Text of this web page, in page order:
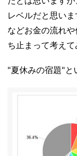
レベルだと思い
などお金の流れ
ち止まって考えて
"夏休みの宿題"と